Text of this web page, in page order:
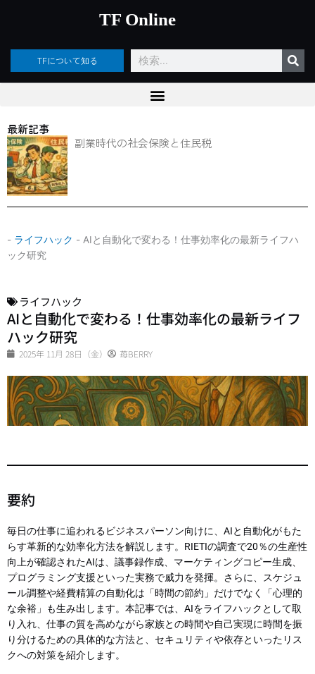
ッ
TF Online
TFについて知る
検
索
最新記事
副業時代の社会保険と住民税
- ライフハック - AIと自動化で変わる！仕事効率化の最新ライフハ
ック研究
ライフハック
AIと自動化で変わる！仕事効率化の最新ライフ
ハック研究
2025年 11月 28日（金） 苺BERRY
要約
毎日の仕事に追われるビジネスパーソン向けに、AIと自動化がもた
らす革新的な効率化方法を解説します。RIETIの調査で20％の生産性
向上が確認されたAIは、議事録作成、マーケティングコピー生成、
プログラミング支援といった実務で威力を発揮。さらに、スケジュ
ール調整や経費精算の自動化は「時間の節約」だけでなく「心理的
な余裕」も生み出します。本記事では、AIをライフハックとして取
り入れ、仕事の質を高めながら家族との時間や自己実現に時間を振
り分けるための具体的な方法と、セキュリティや依存といったリス
クへの対策を紹介します。